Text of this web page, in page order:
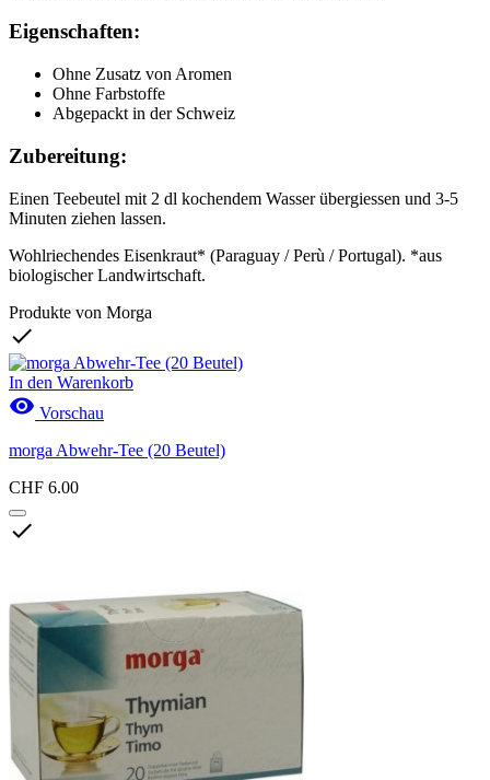
Eigenschaften:
Ohne Zusatz von Aromen
Ohne Farbstoffe
Abgepackt in der Schweiz
Zubereitung:
Einen Teebeutel mit 2 dl kochendem Wasser übergiessen und 3-5
Minuten ziehen lassen.
Wohlriechendes Eisenkraut* (Paraguay / Perù / Portugal). *aus
biologischer Landwirtschaft.
Produkte von Morga

In den Warenkorb
 Vorschau
morga Abwehr-Tee (20 Beutel)
CHF 6.00
